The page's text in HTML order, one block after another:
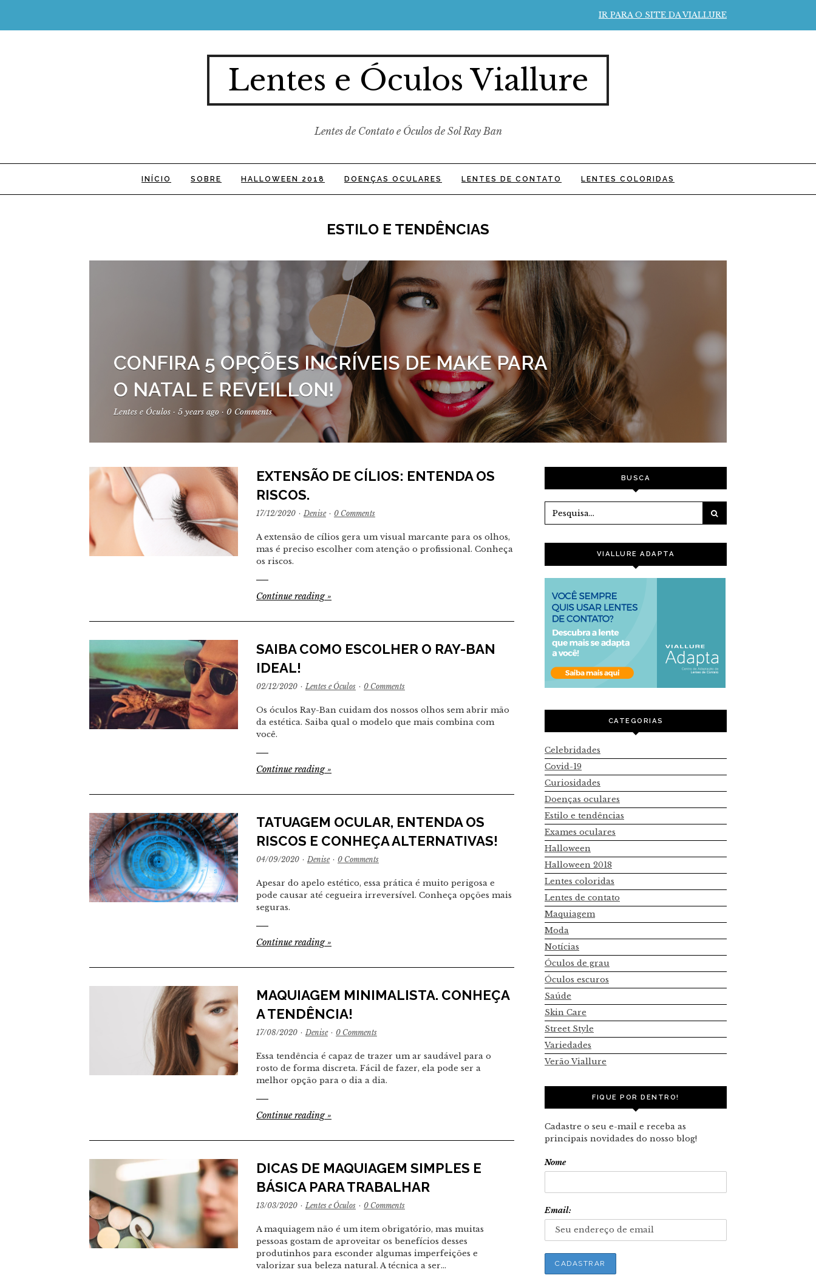
IR PARA O SITE DA VIALLURE
Lentes e Óculos Viallure
Lentes de Contato e Óculos de Sol Ray Ban
INÍCIO SOBRE HALLOWEEN 2018 DOENÇAS OCULARES LENTES DE CONTATO LENTES COLORIDAS
ESTILO E TENDÊNCIAS
CONFIRA 5 OPÇÕES INCRÍVEIS DE MAKE PARA
O NATAL E REVEILLON!
Lentes e Óculos · 5 years ago · 0 Comments
EXTENSÃO DE CÍLIOS: ENTENDA OS
RISCOS.
17/12/2020 · Denise · 0 Comments
A extensão de cílios gera um visual marcante para os olhos,
mas é preciso escolher com atenção o profissional. Conheça
os riscos.
Continue reading»
SAIBA COMO ESCOLHER O RAY-BAN
IDEAL!
02/12/2020 · Lentes e Óculos · 0 Comments
Os óculos Ray-Ban cuidam dos nossos olhos sem abrir mão
da estética. Saiba qual o modelo que mais combina com
você.
Continue reading»
TATUAGEM OCULAR, ENTENDA OS
RISCOS E CONHEÇA ALTERNATIVAS!
04/09/2020 · Denise · 0 Comments
Apesar do apelo estético, essa prática é muito perigosa e
pode causar até cegueira irreversível. Conheça opções mais
seguras.
Continue reading»
MAQUIAGEM MINIMALISTA. CONHEÇA
A TENDÊNCIA!
17/08/2020 · Denise · 0 Comments
Essa tendência é capaz de trazer um ar saudável para o
rosto de forma discreta. Fácil de fazer, ela pode ser a
melhor opção para o dia a dia.
Continue reading»
DICAS DE MAQUIAGEM SIMPLES E
BÁSICA PARA TRABALHAR
13/03/2020 · Lentes e Óculos · 0 Comments
A maquiagem não é um item obrigatório, mas muitas
pessoas gostam de aproveitar os benefícios desses
produtinhos para esconder algumas imperfeições e
valorizar sua beleza natural. A técnica a ser…
BUSCA
VIALLURE ADAPTA
CATEGORIAS
Celebridades
Covid-19
Curiosidades
Doenças oculares
Estilo e tendências
Exames oculares
Halloween
Halloween 2018
Lentes coloridas
Lentes de contato
Maquiagem
Moda
Notícias
Óculos de grau
Óculos escuros
Saúde
Skin Care
Street Style
Variedades
Verão Viallure
FIQUE POR DENTRO!
Cadastre o seu e-mail e receba as
principais novidades do nosso blog!
Nome
Email: